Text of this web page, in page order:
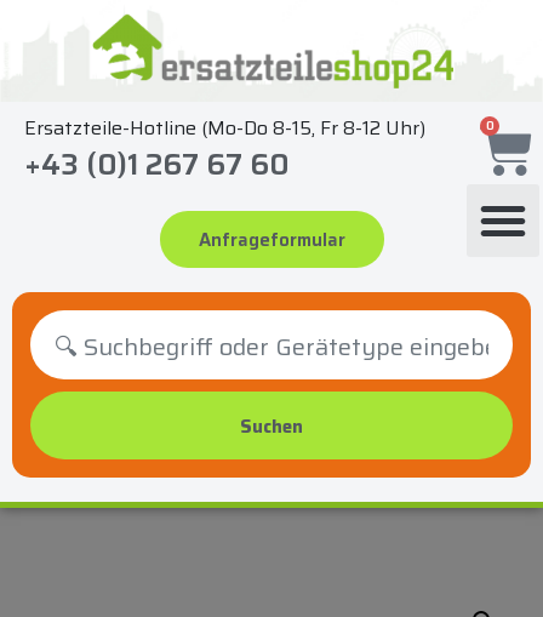
springen
Ersatzteile-Hotline (Mo-Do 8-15, Fr 8-12 Uhr)
+43 (0)1 267 67 60
Anfrageformular
0